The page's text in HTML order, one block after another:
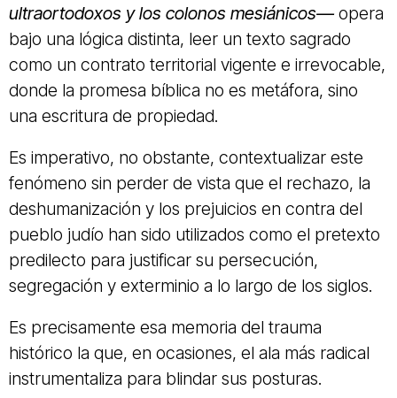
ultraortodoxos y los colonos mesiánicos— opera
bajo una lógica distinta, leer un texto sagrado
como un contrato territorial vigente e irrevocable,
donde la promesa bíblica no es metáfora, sino
una escritura de propiedad.
Es imperativo, no obstante, contextualizar este
fenómeno sin perder de vista que el rechazo, la
deshumanización y los prejuicios en contra del
pueblo judío han sido utilizados como el pretexto
predilecto para justificar su persecución,
segregación y exterminio a lo largo de los siglos.
Es precisamente esa memoria del trauma
histórico la que, en ocasiones, el ala más radical
instrumentaliza para blindar sus posturas.